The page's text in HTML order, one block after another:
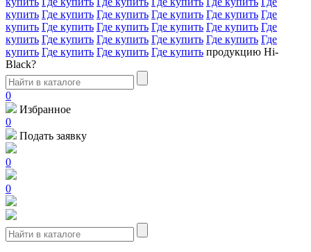
купить Где купить Где купить Где купить Где купить Где
купить Где купить Где купить Где купить Где купить Где
купить Где купить Где купить Где купить Где купить Где
купить Где купить Где купить Где купить продукцию Hi-
Black?
0
Избранное
0
Подать заявку
0
0